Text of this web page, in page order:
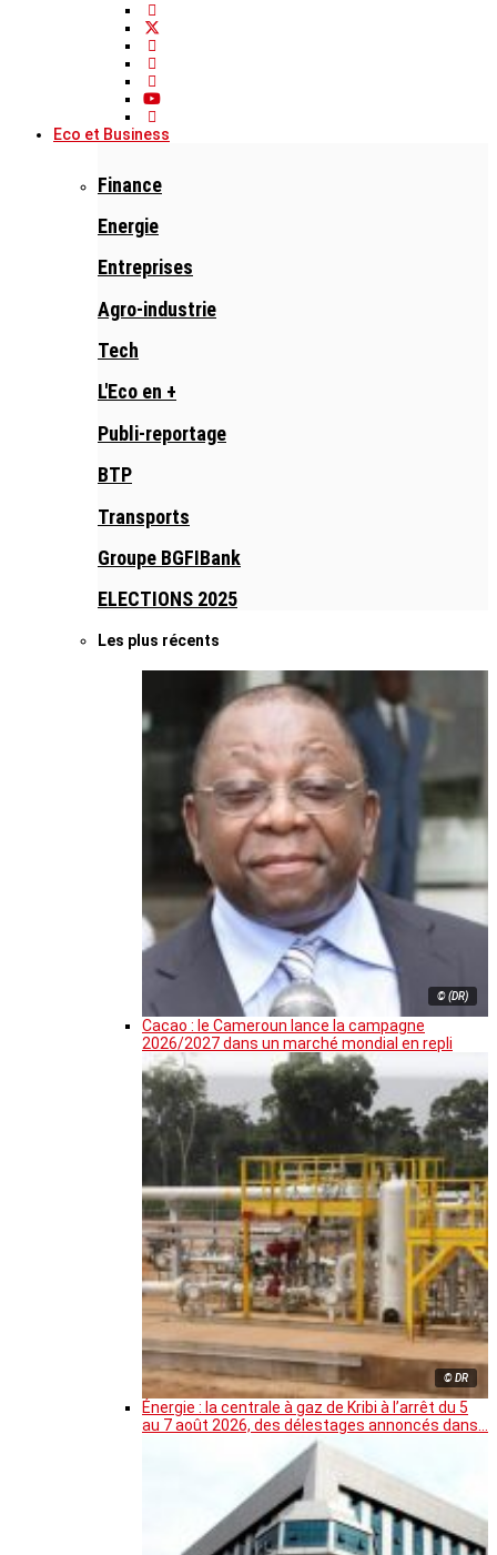
Eco et Business
Finance
Energie
Entreprises
Agro-industrie
Tech
L'Eco en +
Publi-reportage
BTP
Transports
Groupe BGFIBank
ELECTIONS 2025
Les plus récents
© (DR)
Cacao : le Cameroun lance la campagne
2026/2027 dans un marché mondial en repli
© DR
Énergie : la centrale à gaz de Kribi à l’arrêt du 5
au 7 août 2026, des délestages annoncés dans…